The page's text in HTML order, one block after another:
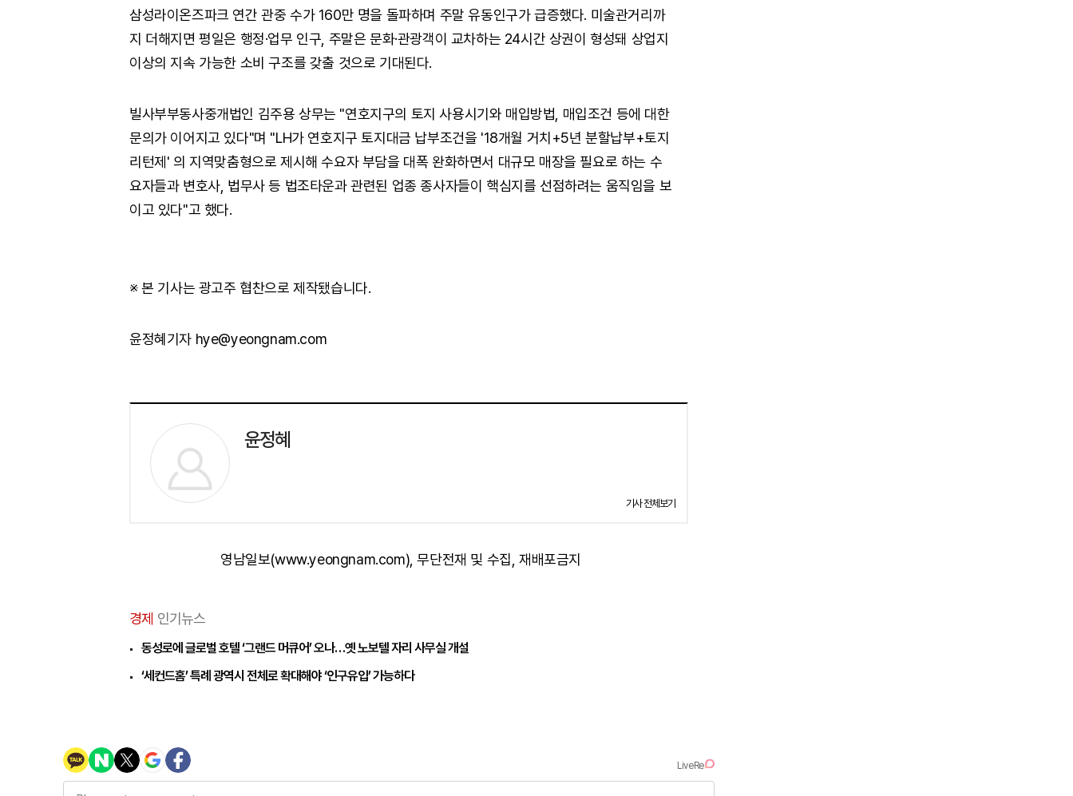
삼성라이온즈파크 연간 관중 수가 160만 명을 돌파하며 주말 유동인구가 급증했다. 미술관거리까
지 더해지면 평일은 행정·업무 인구, 주말은 문화·관광객이 교차하는 24시간 상권이 형성돼 상업지
이상의 지속 가능한 소비 구조를 갖출 것으로 기대된다.
빌사부부동사중개법인 김주용 상무는 "연호지구의 토지 사용시기와 매입방법, 매입조건 등에 대한
문의가 이어지고 있다"며 "LH가 연호지구 토지대금 납부조건을 '18개월 거치+5년 분할납부+토지
리턴제' 의 지역맞춤형으로 제시해 수요자 부담을 대폭 완화하면서 대규모 매장을 필요로 하는 수
요자들과 변호사, 법무사 등 법조타운과 관련된 업종 종사자들이 핵심지를 선점하려는 움직임을 보
이고 있다"고 했다.
※ 본 기사는 광고주 협찬으로 제작됐습니다.
윤정혜기자 hye@yeongnam.com
윤정혜
기사 전체보기
영남일보(www.yeongnam.com), 무단전재 및 수집, 재배포금지
경제 인기뉴스
동성로에 글로벌 호텔 ‘그랜드 머큐어’ 오나…옛 노보텔 자리 사무실 개설
‘세컨드홈’ 특례 광역시 전체로 확대해야 ‘인구유입’ 가능하다